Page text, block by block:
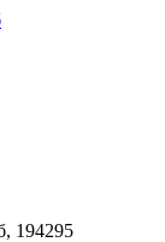
194295